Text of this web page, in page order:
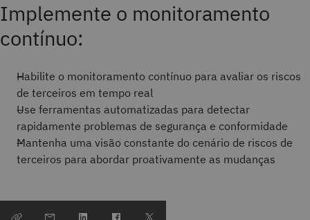
Implemente o monitoramento
contínuo:
Habilite o monitoramento contínuo para avaliar os riscos
de terceiros em tempo real
Use ferramentas automatizadas para detectar
rapidamente problemas de segurança e conformidade
Mantenha uma visão constante do cenário de riscos de
terceiros para abordar proativamente as mudanças